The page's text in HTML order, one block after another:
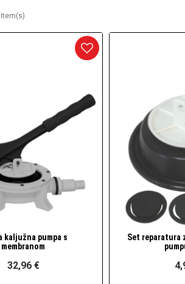
kuke (mezomarineri) i dodaci
ljestve i dodaci
Brzi pogled
kaljužna pumpa s
membranom
32,96 €
Set reparatura